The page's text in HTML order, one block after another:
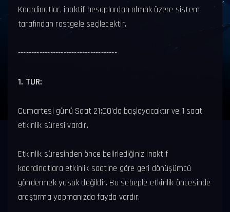
Koordinatlar, inaktif hesaplardan olmak üzere sistem
tarafından rastgele seçilecektir.
-------------------------------------
1. TUR:
Cumartesi günü Saat 21:00'da başlayacaktır ve 1 saat
etkinlik süresi vardır.
Etkinlik süresinden önce belirlediğiniz inaktif
koordinatlara etkinlik saatine göre geri dönüşümcü
göndermek yasak değildir. Bu sebeple etkinlik öncesinde
araştırma yapmanızda fayda vardır.